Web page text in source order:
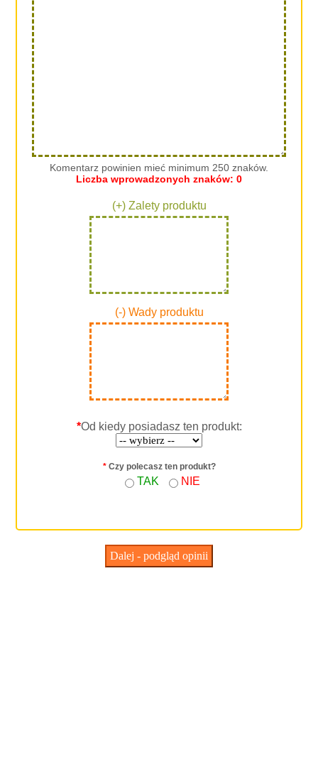
Komentarz powinien mieć minimum 250 znaków.
Liczba wprowadzonych znaków: 0
(+) Zalety produktu
(-) Wady produktu
*Od kiedy posiadasz ten produkt:
*Czy polecasz ten produkt?
TAK NIE